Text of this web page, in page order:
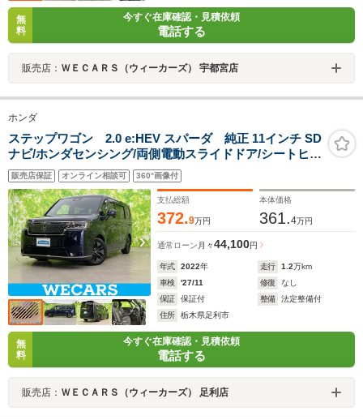
無
料
今すぐ在庫確認・見積依頼
電話する
販売店： ＷＥＣＡＲＳ（ウィーカーズ） 宇都宮店
ホンダ
ステップワゴン 2.0 e:HEV スパーダ 純正 11インチ SD
ナビ/ホンダセンシング/両側電動スライドドア/シートヒー
ター 前席/マルチビューカメラシステム/車線逸脱防止支援
システム/シート ハーフレザー/電動バックドア
販売店保証 オンライン相談可 360°画像付
支払総額
372.9万円
本体価格
361.4万円
通常ローン 月々44,100円
年式 2022年 走行 1.2万km
車検
'27/11 修復
なし
保証
保証付 整備
法定整備付
住所
栃木県足利市
無
料
今すぐ在庫確認・見積依頼
電話する
販売店： ＷＥＣＡＲＳ（ウィーカーズ） 足利店